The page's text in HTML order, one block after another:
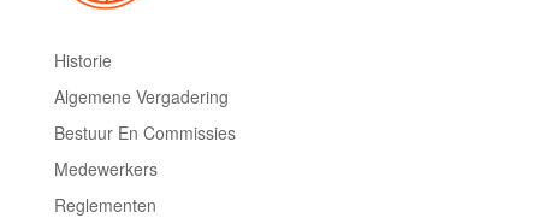
Historie
Algemene Vergadering
Bestuur En Commissies
Medewerkers
Reglementen